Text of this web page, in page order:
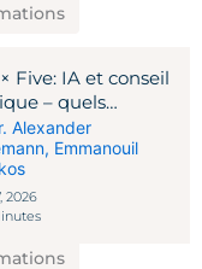
Five: IA et conseil
– quels
pour les
Alexander
, Emmanouil
2026